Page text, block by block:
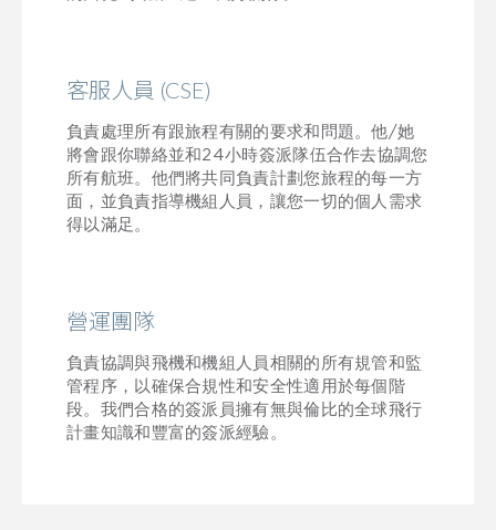
客服人員 (CSE)
負責處理所有跟旅程有關的要求和問題。他/她
將會跟你聯絡並和24小時簽派隊伍合作去協調您
所有航班。他們將共同負責計劃您旅程的每一方
面，並負責指導機組人員，讓您一切的個人需求
得以滿足。
營運團隊
負責協調與飛機和機組人員相關的所有規管和監
管程序，以確保合規性和安全性適用於每個階
段。我們合格的簽派員擁有無與倫比的全球飛行
計畫知識和豐富的簽派經驗。